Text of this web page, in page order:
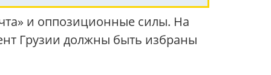
и оппозиционные силы. На
Грузии должны быть избраны